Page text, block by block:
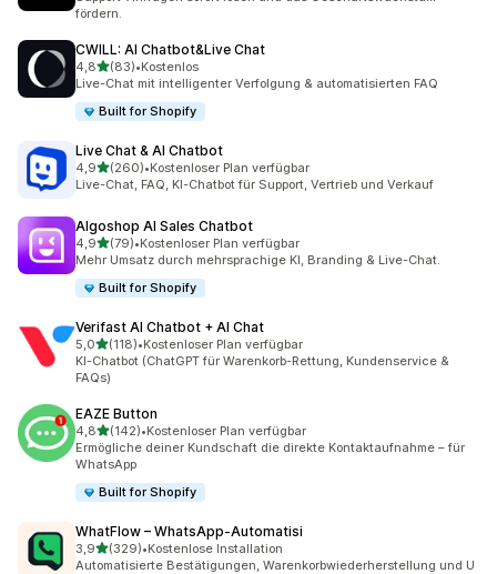
fördern.
CWILL: AI Chatbot&Live Chat
4,8von 5 Sternen
(83)
83 Rezensionen insgesamt
•Kostenlos
Live-Chat mit intelligenter Verfolgung & automatisierten FAQ
Built for Shopify
Live Chat & AI Chatbot
4,9von 5 Sternen
(260)
260 Rezensionen insgesamt
•Kostenloser Plan verfügbar
Live-Chat, FAQ, KI-Chatbot für Support, Vertrieb und Verkauf
Algoshop AI Sales Chatbot
4,9von 5 Sternen
(79)
79 Rezensionen insgesamt
•Kostenloser Plan verfügbar
Mehr Umsatz durch mehrsprachige KI, Branding & Live-Chat.
Built for Shopify
Verifast AI Chatbot + AI Chat
5,0von 5 Sternen
(118)
118 Rezensionen insgesamt
•Kostenloser Plan verfügbar
KI-Chatbot (ChatGPT für Warenkorb-Rettung, Kundenservice &
FAQs)
EAZE Button
4,8von 5 Sternen
(142)
142 Rezensionen insgesamt
•Kostenloser Plan verfügbar
Ermögliche deiner Kundschaft die direkte Kontaktaufnahme – für
WhatsApp
Built for Shopify
WhatFlow – WhatsApp‑Automatisi
3,9von 5 Sternen
(329)
329 Rezensionen insgesamt
•Kostenlose Installation
Automatisierte Bestätigungen, Warenkorbwiederherstellung und U